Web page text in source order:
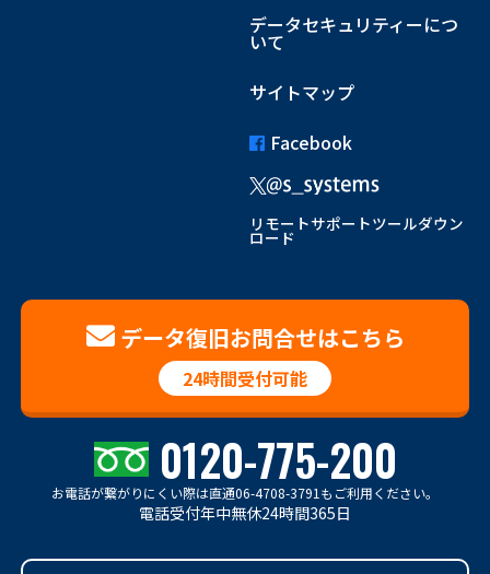
データセキュリティーにつ
いて
サイトマップ
Facebook
リモートサポートツールダウン
ロード
データ復旧お問合せはこちら
24時間受付可能
0120-775-200
お電話が繋がりにくい際は直通06-4708-3791もご利用ください。
電話受付年中無休24時間365日